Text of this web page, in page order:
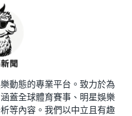
動態的專業平台。致力於為
蓋全球體育賽事、明星娛樂
等內容。我們以中立且有趣